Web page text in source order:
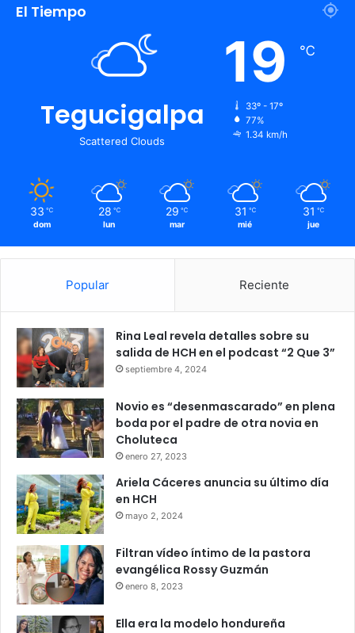
El Tiempo
Tegucigalpa
Scattered Clouds
19 ℃
33º - 17º
77%
1.34 km/h
33 ℃
dom
28 ℃
lun
29 ℃
mar
31 ℃
mié
31 ℃
jue
Popular Reciente
Rina Leal revela detalles sobre su
salida de HCH en el podcast “2 Que 3”
septiembre 4, 2024
Novio es “desenmascarado” en plena
boda por el padre de otra novia en
Choluteca
enero 27, 2023
Ariela Cáceres anuncia su último día
en HCH
mayo 2, 2024
Filtran vídeo íntimo de la pastora
evangélica Rossy Guzmán
enero 8, 2023
Ella era la modelo hondureña